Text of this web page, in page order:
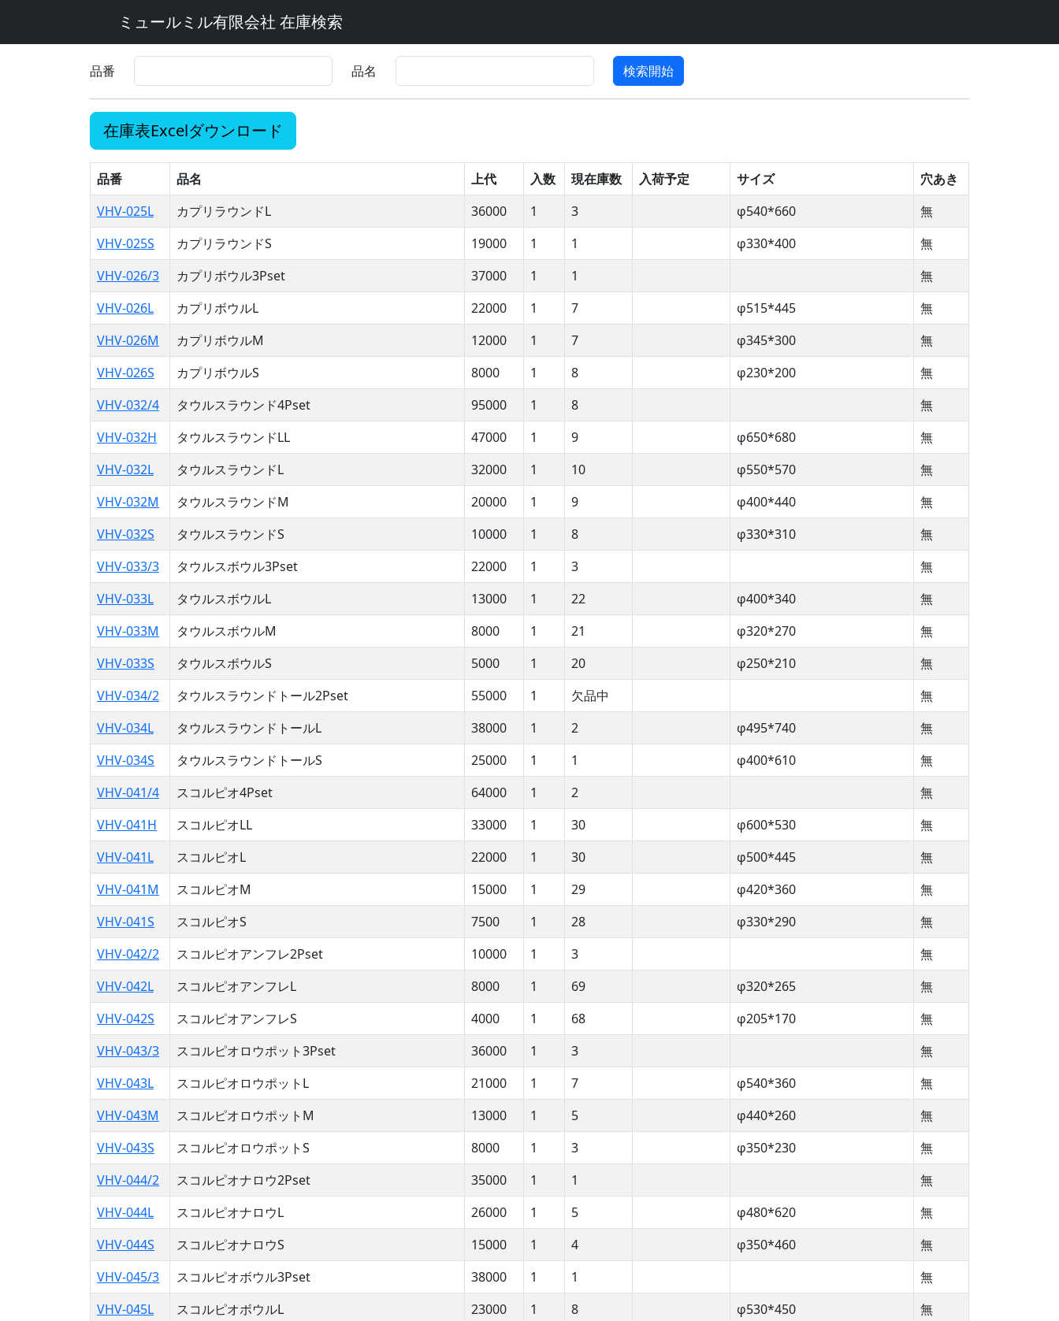
ミュールミル有限会社 在庫検索
品番 品名 検索開始
在庫表Excelダウンロード
品番 品名 上代 入数 現在庫数 入荷予定 サイズ
穴あき
VHV-025L
カプリラウンドL 36000 1 3 φ540*660
無
VHV-025S
カプリラウンドS 19000 1 1 φ330*400
無
VHV-026/3
カプリボウル3Pset 37000 1 1
無
VHV-026L
カプリボウルL 22000 1 7 φ515*445
無
VHV-026M
カプリボウルM 12000 1 7 φ345*300
無
VHV-026S
カプリボウルS 8000 1 8 φ230*200
無
VHV-032/4
タウルスラウンド4Pset 95000 1 8
無
VHV-032H
タウルスラウンドLL 47000 1 9 φ650*680
無
VHV-032L
タウルスラウンドL 32000 1 10 φ550*570
無
VHV-032M
タウルスラウンドM 20000 1 9 φ400*440
無
VHV-032S
タウルスラウンドS 10000 1 8 φ330*310
無
VHV-033/3
タウルスボウル3Pset 22000 1 3
無
VHV-033L
タウルスボウルL 13000 1 22 φ400*340
無
VHV-033M
タウルスボウルM 8000 1 21 φ320*270
無
VHV-033S
タウルスボウルS 5000 1 20 φ250*210
無
VHV-034/2
タウルスラウンドトール2Pset 55000 1 欠品中
無
VHV-034L
タウルスラウンドトールL 38000 1 2 φ495*740
無
VHV-034S
タウルスラウンドトールS 25000 1 1 φ400*610
無
VHV-041/4
スコルピオ4Pset 64000 1 2
無
VHV-041H
スコルピオLL 33000 1 30 φ600*530
無
VHV-041L
スコルピオL 22000 1 30 φ500*445
無
VHV-041M
スコルピオM 15000 1 29 φ420*360
無
VHV-041S
スコルピオS 7500 1 28 φ330*290
無
VHV-042/2
スコルピオアンフレ2Pset 10000 1 3
無
VHV-042L
スコルピオアンフレL 8000 1 69 φ320*265
無
VHV-042S
スコルピオアンフレS 4000 1 68 φ205*170
無
VHV-043/3
スコルピオロウポット3Pset 36000 1 3
無
VHV-043L
スコルピオロウポットL 21000 1 7 φ540*360
無
VHV-043M
スコルピオロウポットM 13000 1 5 φ440*260
無
VHV-043S
スコルピオロウポットS 8000 1 3 φ350*230
無
VHV-044/2
スコルピオナロウ2Pset 35000 1 1
無
VHV-044L
スコルピオナロウL 26000 1 5 φ480*620
無
VHV-044S
スコルピオナロウS 15000 1 4 φ350*460
無
VHV-045/3
スコルピオボウル3Pset 38000 1 1
無
VHV-045L
スコルピオボウルL 23000 1 8 φ530*450
無